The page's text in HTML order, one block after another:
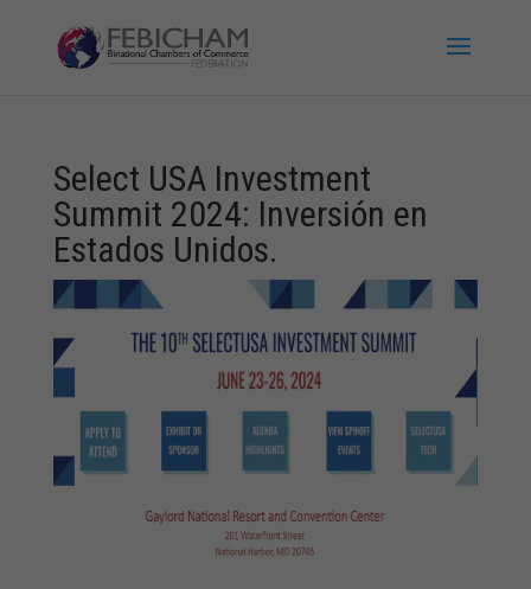
Select USA Investment
Summit 2024: Inversión en
Estados Unidos.